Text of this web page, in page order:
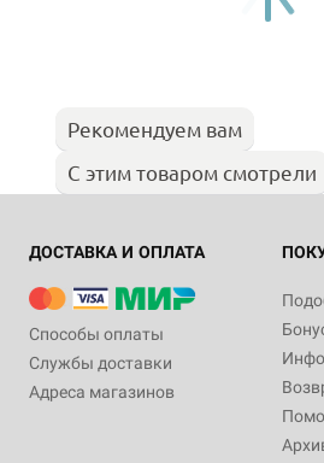
Рекомендуем вам
С этим товаром смотрели
ДОСТАВКА И ОПЛАТА
Способы оплаты
Службы доставки
Адреса магазинов